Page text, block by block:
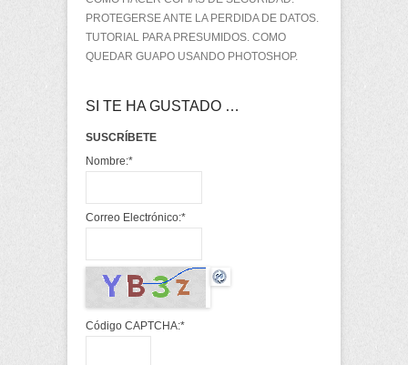
PROTEGERSE ANTE LA PERDIDA DE DATOS.
TUTORIAL PARA PRESUMIDOS. COMO
QUEDAR GUAPO USANDO PHOTOSHOP.
SI TE HA GUSTADO …
SUSCRÍBETE
Nombre:*
Correo Electrónico:*
Código CAPTCHA:*